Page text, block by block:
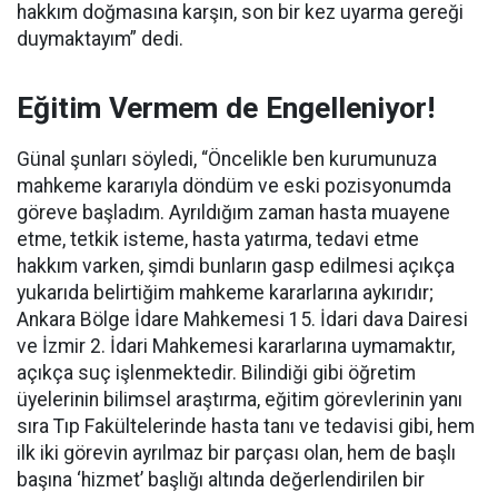
hakkım doğmasına karşın, son bir kez uyarma gereği
duymaktayım” dedi.
Eğitim Vermem de Engelleniyor!
Günal şunları söyledi, “Öncelikle ben kurumunuza
mahkeme kararıyla döndüm ve eski pozisyonumda
göreve başladım. Ayrıldığım zaman hasta muayene
etme, tetkik isteme, hasta yatırma, tedavi etme
hakkım varken, şimdi bunların gasp edilmesi açıkça
yukarıda belirtiğim mahkeme kararlarına aykırıdır;
Ankara Bölge İdare Mahkemesi 15. İdari dava Dairesi
ve İzmir 2. İdari Mahkemesi kararlarına uymamaktır,
açıkça suç işlenmektedir. Bilindiği gibi öğretim
üyelerinin bilimsel araştırma, eğitim görevlerinin yanı
sıra Tıp Fakültelerinde hasta tanı ve tedavisi gibi, hem
ilk iki görevin ayrılmaz bir parçası olan, hem de başlı
başına ‘hizmet’ başlığı altında değerlendirilen bir